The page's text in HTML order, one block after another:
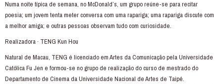
Numa noite típica de semana, no McDonald’s, um grupo reúne-se para recitar
poesia; um jovem tenta meter conversa com uma rapariga; uma rapariga discute com
a melhor amiga; e outras pessoas observam tudo com curiosidade.
Realizadora · TENG Kun Hou
Natural de Macau, TENG é licenciado em Artes da Comunicação pela Universidade
Católica Fu Jen e formou-se no grupo de realização do curso de mestrado do
Departamento de Cinema da Universidade Nacional de Artes de Taipé.